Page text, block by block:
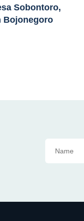
Sobontoro,
Bojonegoro